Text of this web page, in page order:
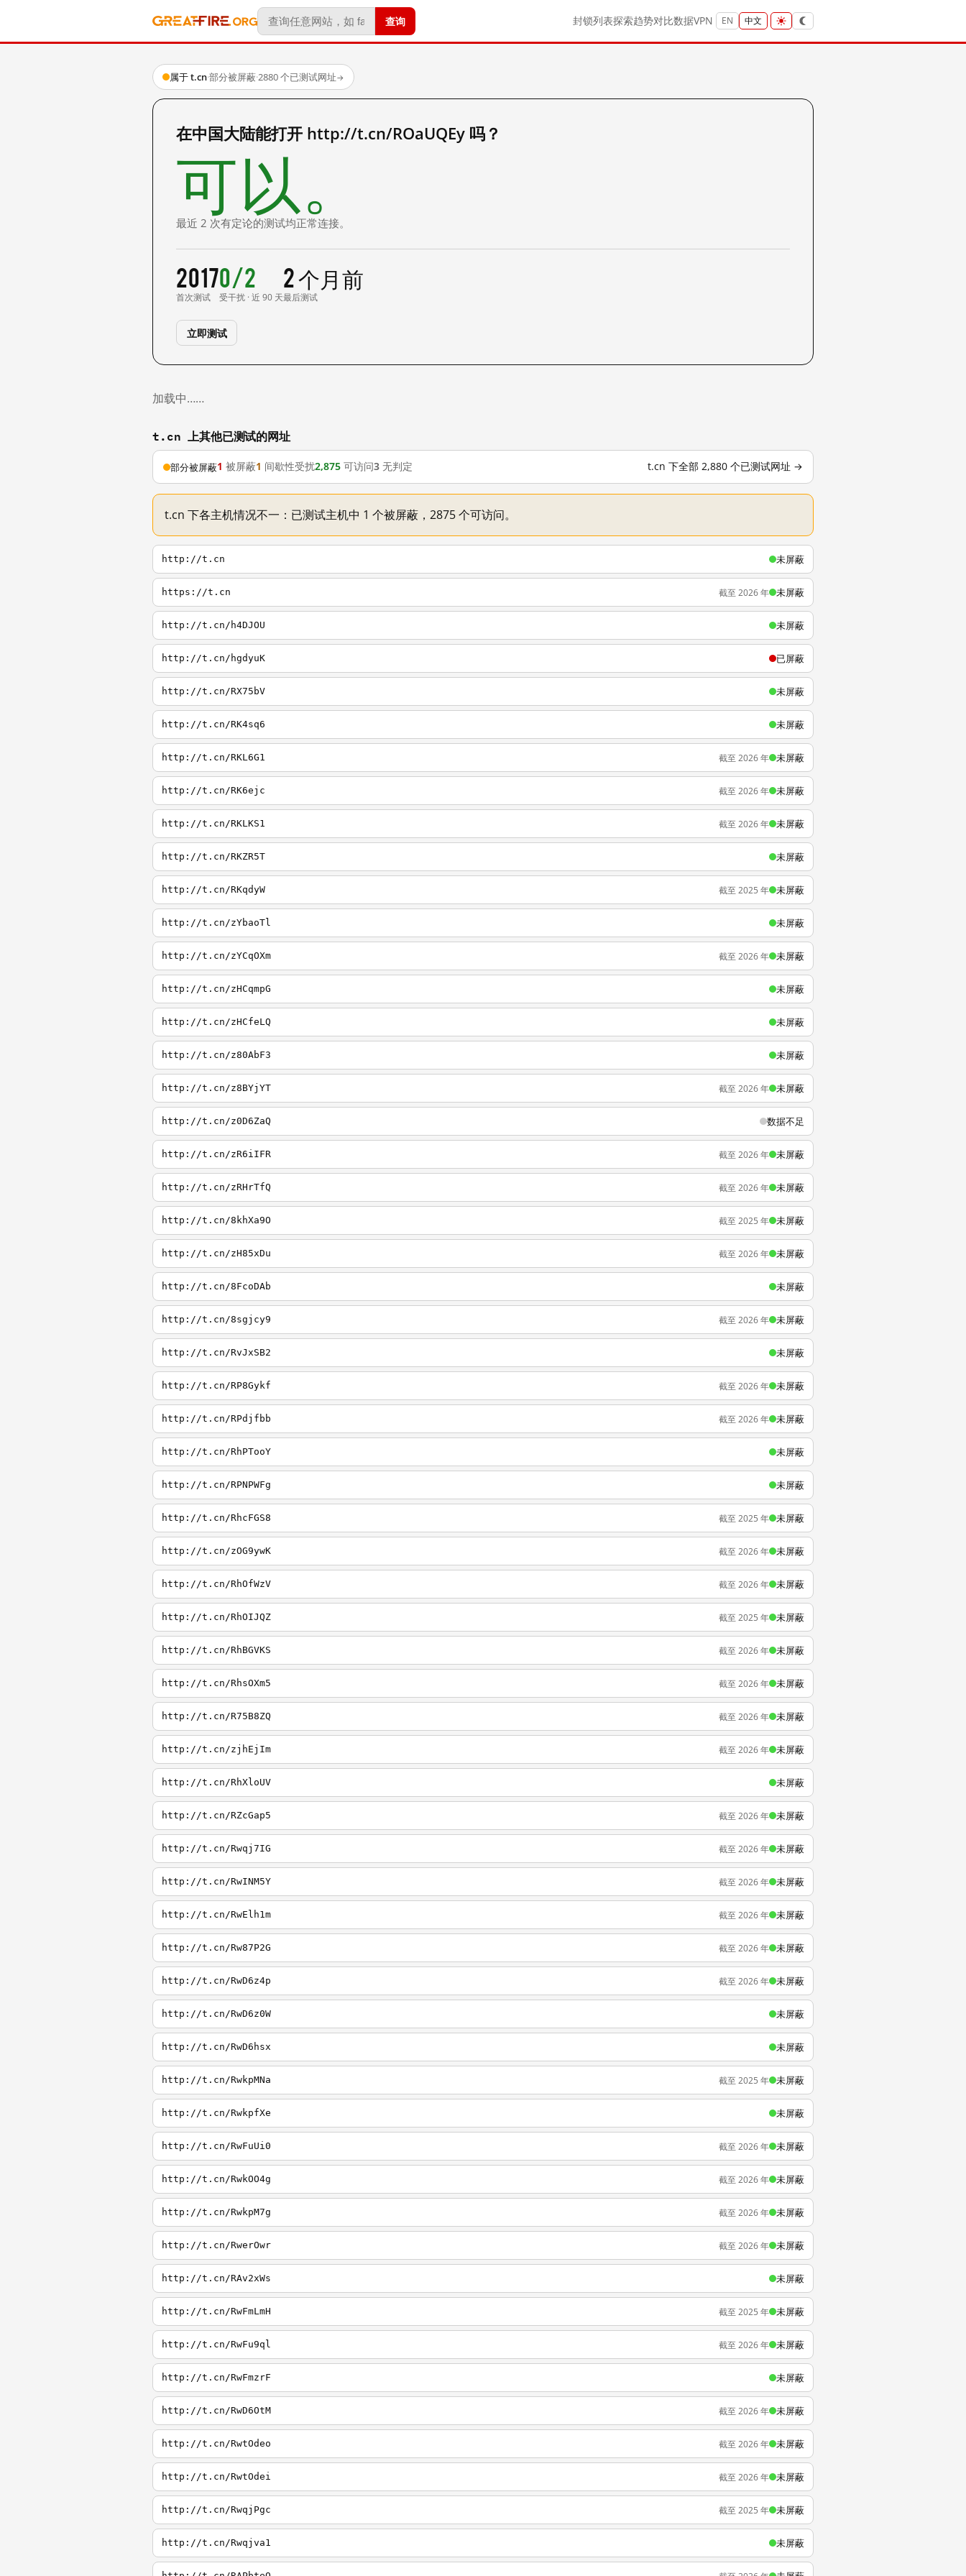
查询 封锁列表探索趋势对比数据VPN EN 中文
属于 t.cn·部分被屏蔽·2880 个已测试网址→
在中国大陆能打开 http://t.cn/ROaUQEy 吗？
可以。
最近 2 次有定论的测试均正常连接。
2017
首次测试
0/2
受干扰 · 近 90 天
2 个月前
最后测试
立即测试
加载中……
t.cn 上其他已测试的网址
部分被屏蔽1 被屏蔽1 间歇性受扰2,875 可访问3 无判定 t.cn 下全部 2,880 个已测试网址 →
t.cn 下各主机情况不一：已测试主机中 1 个被屏蔽，2875 个可访问。
http://t.cn 未屏蔽
https://t.cn 截至 2026 年 未屏蔽
http://t.cn/h4DJOU 未屏蔽
http://t.cn/hgdyuK 已屏蔽
http://t.cn/RX75bV 未屏蔽
http://t.cn/RK4sq6 未屏蔽
http://t.cn/RKL6G1 截至 2026 年 未屏蔽
http://t.cn/RK6ejc 截至 2026 年 未屏蔽
http://t.cn/RKLKS1 截至 2026 年 未屏蔽
http://t.cn/RKZR5T 未屏蔽
http://t.cn/RKqdyW 截至 2025 年 未屏蔽
http://t.cn/zYbaoTl 未屏蔽
http://t.cn/zYCqOXm 截至 2026 年 未屏蔽
http://t.cn/zHCqmpG 未屏蔽
http://t.cn/zHCfeLQ 未屏蔽
http://t.cn/z80AbF3 未屏蔽
http://t.cn/z8BYjYT 截至 2026 年 未屏蔽
http://t.cn/z0D6ZaQ 数据不足
http://t.cn/zR6iIFR 截至 2026 年 未屏蔽
http://t.cn/zRHrTfQ 截至 2026 年 未屏蔽
http://t.cn/8khXa9O 截至 2025 年 未屏蔽
http://t.cn/zH85xDu 截至 2026 年 未屏蔽
http://t.cn/8FcoDAb 未屏蔽
http://t.cn/8sgjcy9 截至 2026 年 未屏蔽
http://t.cn/RvJxSB2 未屏蔽
http://t.cn/RP8Gykf 截至 2026 年 未屏蔽
http://t.cn/RPdjfbb 截至 2026 年 未屏蔽
http://t.cn/RhPTooY 未屏蔽
http://t.cn/RPNPWFg 未屏蔽
http://t.cn/RhcFGS8 截至 2025 年 未屏蔽
http://t.cn/zOG9ywK 截至 2026 年 未屏蔽
http://t.cn/RhOfWzV 截至 2026 年 未屏蔽
http://t.cn/RhOIJQZ 截至 2025 年 未屏蔽
http://t.cn/RhBGVKS 截至 2026 年 未屏蔽
http://t.cn/RhsOXm5 截至 2026 年 未屏蔽
http://t.cn/R75B8ZQ 截至 2026 年 未屏蔽
http://t.cn/zjhEjIm 截至 2026 年 未屏蔽
http://t.cn/RhXloUV 未屏蔽
http://t.cn/RZcGap5 截至 2026 年 未屏蔽
http://t.cn/Rwqj7IG 截至 2026 年 未屏蔽
http://t.cn/RwINM5Y 截至 2026 年 未屏蔽
http://t.cn/RwElh1m 截至 2026 年 未屏蔽
http://t.cn/Rw87P2G 截至 2026 年 未屏蔽
http://t.cn/RwD6z4p 截至 2026 年 未屏蔽
http://t.cn/RwD6z0W 未屏蔽
http://t.cn/RwD6hsx 未屏蔽
http://t.cn/RwkpMNa 截至 2025 年 未屏蔽
http://t.cn/RwkpfXe 未屏蔽
http://t.cn/RwFuUi0 截至 2026 年 未屏蔽
http://t.cn/RwkOO4g 截至 2026 年 未屏蔽
http://t.cn/RwkpM7g 截至 2026 年 未屏蔽
http://t.cn/RwerOwr 截至 2026 年 未屏蔽
http://t.cn/RAv2xWs 未屏蔽
http://t.cn/RwFmLmH 截至 2025 年 未屏蔽
http://t.cn/RwFu9ql 截至 2026 年 未屏蔽
http://t.cn/RwFmzrF 未屏蔽
http://t.cn/RwD6OtM 截至 2026 年 未屏蔽
http://t.cn/RwtOdeo 截至 2026 年 未屏蔽
http://t.cn/RwtOdei 截至 2026 年 未屏蔽
http://t.cn/RwqjPgc 截至 2025 年 未屏蔽
http://t.cn/Rwqjva1 未屏蔽